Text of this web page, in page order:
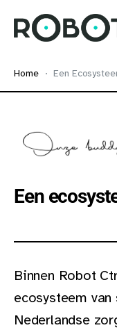
Home Een
Een
Binnen Robot
ecosysteem
Nederlandse